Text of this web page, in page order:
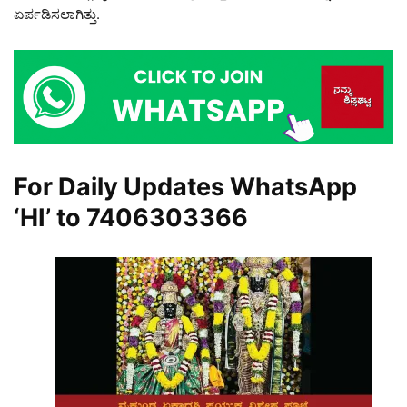
ಏರ್ಪಡಿಸಲಾಗಿತ್ತು.
For Daily Updates WhatsApp
‘HI’ to 7406303366